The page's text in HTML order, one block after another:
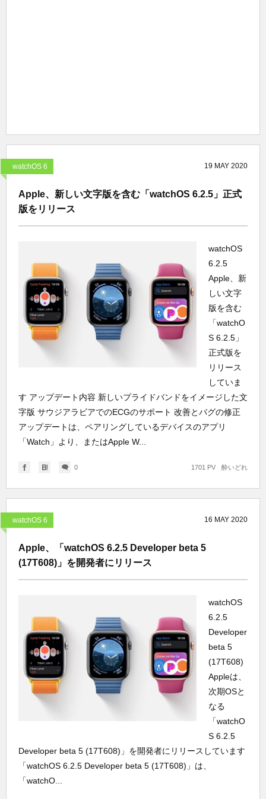
watchOS 6 19 MAY 2020
Apple、新しい文字版を含む「watchOS 6.2.5」正式
版をリリース
watchOS
6.2.5
Apple、新
しい文字
版を含む
「watchO
S 6.2.5」
正式版を
リリース
していま
す アップデート内容 新しいプライドバンドをイメージした文
字版 サウジアラビアでのECGのサポート 改善とバグの修正
アップデートは、ペアリングしているデバイスのアプリ
「Watch」より、またはApple W...
0 酔いどれ
1701 PV
watchOS 6 16 MAY 2020
Apple、「watchOS 6.2.5 Developer beta 5
(17T608)」を開発者にリリース
watchOS
6.2.5
Developer
beta 5
(17T608)
Appleは、
次期OSと
なる
「watchO
S 6.2.5
Developer beta 5 (17T608)」を開発者にリリースしています
「watchOS 6.2.5 Developer beta 5 (17T608)」は、
「watchO...